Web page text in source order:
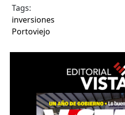
Tags:
inversiones
Portoviejo